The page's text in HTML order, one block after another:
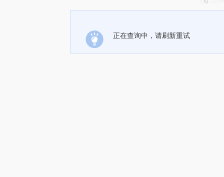
正在查询中，请刷新重试